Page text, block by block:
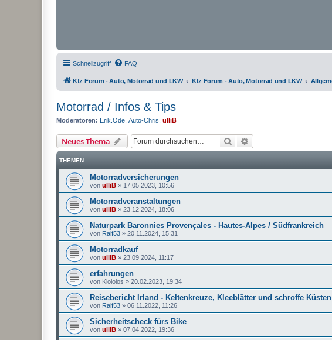
Schnellzugriff FAQ
Kfz Forum - Auto, Motorrad und LKW Kfz Forum - Auto, Motorrad und LKW
Motorrad / Infos & Tips
Moderatoren: Erik.Ode Auto-Chris ulliB
Neues Thema Suche
THEMEN
Motorradversicherungen
von ulliB » 17.05.2023, 10:56
Motorradveranstaltungen
von ulliB » 23.12.2024, 18:06
Naturpark Baronnies Provençales - Hautes-Alpes / Südfrankreich
von Ralf53 » 20.11.2024, 15:31
Motorradkauf
von ulliB » 23.09.2024, 11:17
erfahrungen
von Klololos » 20.02.2023, 19:34
Reisebericht Irland - Keltenkreuze, Kleeblätter und schroffe Küsten
von Ralf53 » 06.11.2022, 11:26
Sicherheitscheck fürs Bike
von ulliB » 07.04.2022, 19:36